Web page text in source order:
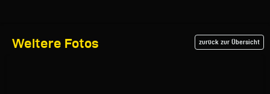
Weitere Fotos zurück zur Übersicht